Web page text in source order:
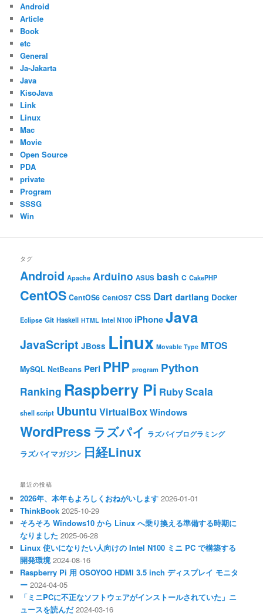
Android
Article
Book
etc
General
Ja-Jakarta
Java
KisoJava
Link
Linux
Mac
Movie
Open Source
PDA
private
Program
SSSG
Win
タグ
Android Apache Arduino ASUS bash C CakePHP
CentOS CentOS6 CentOS7 CSS Dart dartlang Docker
Eclipse Git Haskell HTML Intel N100 iPhoneJava
JavaScript JBoss Linux Movable Type MTOS
MySQL NetBeans Perl PHP program Python
Ranking Raspberry Pi RubyScala
shell script Ubuntu VirtualBox Windows
WordPress ラズパイ ラズパイプログラミング
ラズパイマガジン 日経Linux
最近の投稿
2026年、本年もよろしくおねがいします 2026-01-01
ThinkBook 2025-10-29
そろそろ Windows10 から Linux へ乗り換える準備する時期に
なりました 2025-06-28
Linux 使いになりたい人向けの Intel N100 ミニ PC で構築する
開発環境 2024-08-16
Raspberry Pi 用 OSOYOO HDMI 3.5 inch ディスプレイ モニタ
ー 2024-04-05
「ミニPCに不正なソフトウェアがインストールされていた」ニ
ュースを読んだ 2024-03-16